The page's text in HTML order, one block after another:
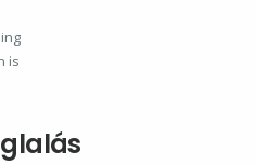
is